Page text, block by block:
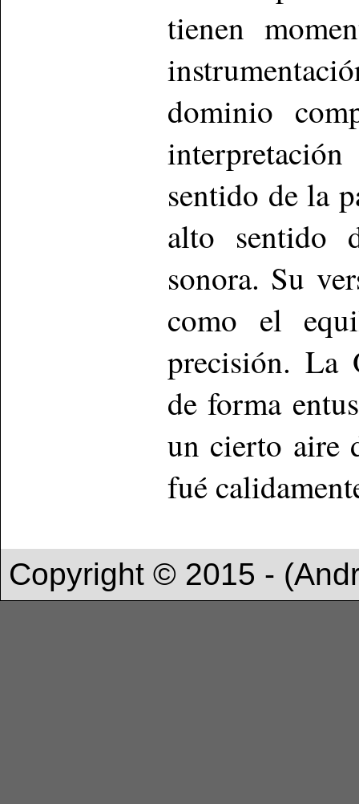
tienen
dominio
sentido de la
alto sentido
sonora. Su
como el
precisión. La
de forma
un cierto aire
fué
Copyright © 2015 -